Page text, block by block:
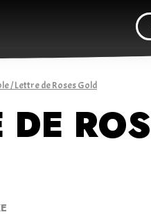
/ Lettre de Roses Gold
DE